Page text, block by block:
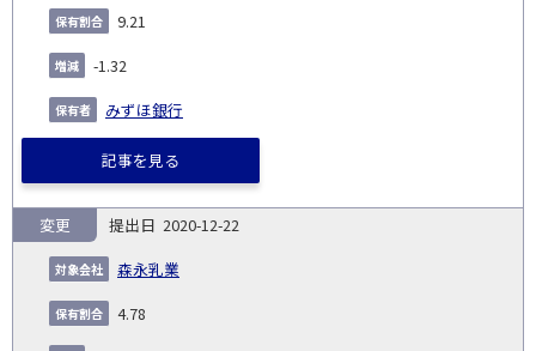
9.21
-1.32
みずほ銀行
記事を見る
2020-12-22
森永乳業
変更
4.78